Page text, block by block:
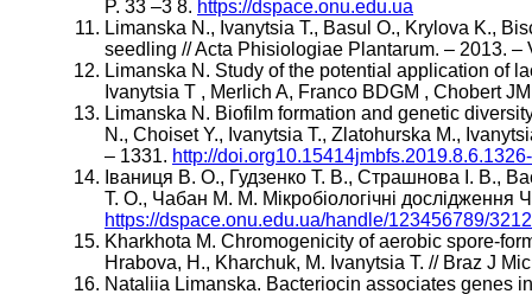
P. 33 –3 8. https://dspace.onu.edu.ua
Limanska N., Ivanytsia T., Basul O., Krylova K.,
seedling // Acta Phisiologiae Plantarum. – 2013.
Limanska N. Study of the potential application of
Ivanytsia T , Merlich A, Franco BDGM , Chobert
Limanska N. Biofilm formation and genetic
N., Choiset Y., Ivanytsia T., Zlatohurska M.,
– 1331. http://
Іваниця В. О., Гудзенко Т. В., Страшнова І. В.,
Т. О., Чабан М. М. Мікробіологічні
https://dspace.onu.edu.ua/handle/123456789/
Kharkhota M. Chromogenicity of aerobic spore-
Hrabova, H., Kharchuk, M. Ivanytsia Т. // Braz J
Nataliia Limanska. Bacteriocin associates genes